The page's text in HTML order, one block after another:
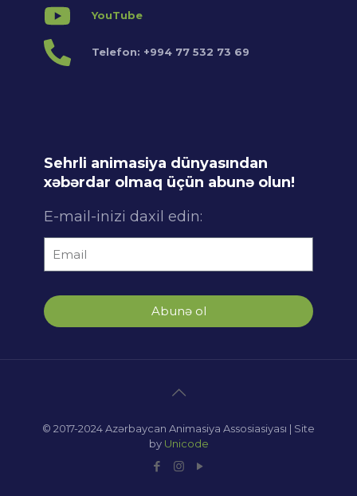
YouTube
Telefon: +994 77 532 73 69
Sehrli animasiya dünyasından
xəbərdar olmaq üçün abunə olun!
E-mail-inizi daxil edin:
Abunə ol
© 2017-2024 Azərbaycan Animasiya Assosiasiyası | Site
by Unicode